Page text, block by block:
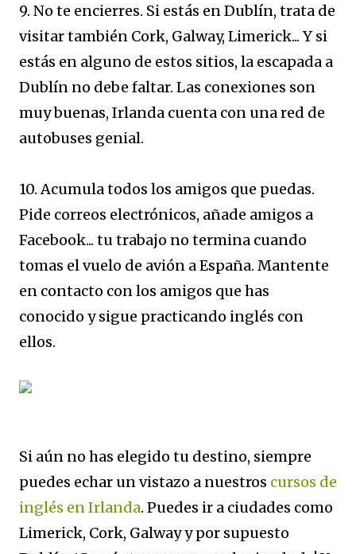
9. No te encierres. Si estás en Dublín, trata de
visitar también Cork, Galway, Limerick... Y si
estás en alguno de estos sitios, la escapada a
Dublín no debe faltar. Las conexiones son
muy buenas, Irlanda cuenta con una red de
autobuses genial.
10. Acumula todos los amigos que puedas.
Pide correos electrónicos, añade amigos a
Facebook... tu trabajo no termina cuando
tomas el vuelo de avión a España. Mantente
en contacto con los amigos que has
conocido y sigue practicando inglés con
ellos.
Si aún no has elegido tu destino, siempre
puedes echar un vistazo a nuestros cursos de
inglés en Irlanda. Puedes ir a ciudades como
Limerick, Cork, Galway y por supuesto